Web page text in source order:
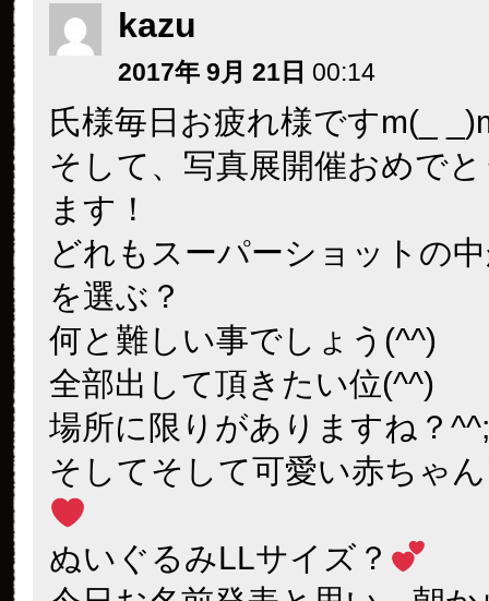
kazu
2017年 9月 21日 00:14
氏様毎日お疲れ様ですm(_
そして、写真展開催おめで
ます！
どれもスーパーショットの
を選ぶ？
何と難しい事でしょう(^^)
全部出して頂きたい位(^^)
場所に限りがありますね？^^;
そしてそして可愛い赤ちゃん
ぬいぐるみLLサイズ？